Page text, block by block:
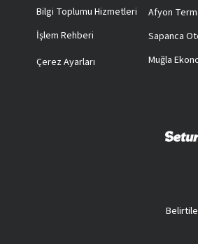
Bilgi Toplumu Hizmetleri
İşlem Rehberi
Çerez Ayarları
Afyon
Sapanca
Muğla